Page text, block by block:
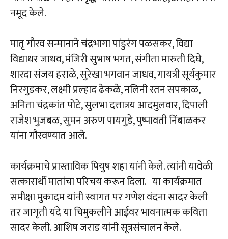
नमूद केले.
मातृ गौरव सन्मानाने चंद्रभागा पांडुरंग पळसकर, विद्या
विद्याधर जाधव, मंजिरी सुभाष भगत, संगीता मारुती दिघे,
शारदा संजय हराळे, सुरेखा भगवान जाधव, गायत्री सूर्यकुमार
निरगुडकर, लक्ष्मी प्रल्हाद ढेकळे, नलिनी रतन सपकाळ,
अनिता चंद्रकांत पोटे, सुलभा दत्तात्रय आदमुलवार, दिपाली
राजेश भुजबळ, सुमन अरुण पायगुडे, पुष्पावती निंबाळकर
यांना गौरवण्यात आले.
कार्यक्रमाचे प्रास्ताविक पियुष शहा यांनी केले. त्यांनी यावेळी
सत्कारार्थी मातांचा परिचय करून दिला. या कार्यक्रमात
समीक्षा मुकादम यांनी स्वागत पर गणेश वंदना सादर केली
तर जागृती यंदे या चिमुकलीने आईवर भावनात्मक कविता
सादर केली. आशिष जराड यांनी सूत्रसंचालन केले.